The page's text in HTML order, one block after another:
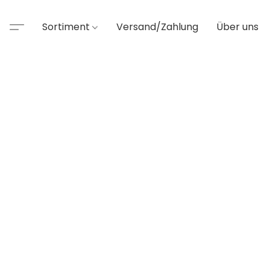
Sortiment Versand/Zahlung Über uns